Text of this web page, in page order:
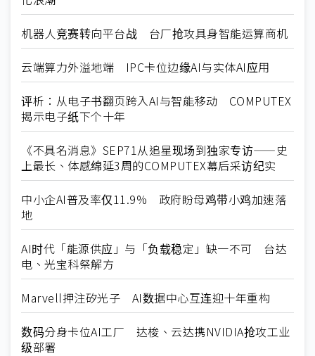
机器人竞赛转向平台战 台厂抢攻具身智能运算商机
云端算力外溢地端 IPC卡位边缘AI与实体AI应用
评析：从电子书翻页跨入AI与智能移动 COMPUTEX
揭示电子纸下个十年
《不具名消息》SEP71从追星现场到独家专访——史
上最长、体感绵延3周的COMPUTEX幕后采访纪实
中小企AI普及率仅11.9% 政府盼母鸡带小鸡加速落
地
AI时代「能源供应」与「负载稳定」缺一不可 台达
电、光宝科祭解方
Marvell押注矽光子 AI数据中心互连迎十年重构
数码分身卡位AI工厂 达梭、云达携NVIDIA抢攻工业
级部署